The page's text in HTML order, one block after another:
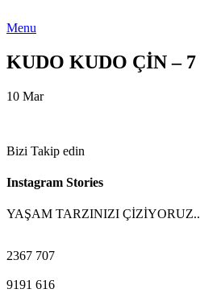
Menu
KUDO KUDO ÇİN – 7
10 Mar
Bizi Takip edin
Instagram Stories
YAŞAM TARZINIZI ÇİZİYORUZ..
2367 707
9191 616